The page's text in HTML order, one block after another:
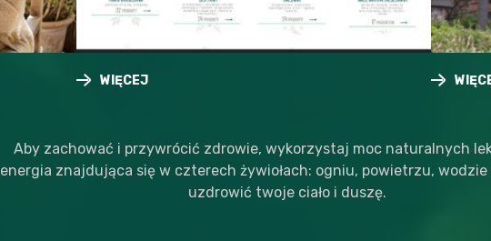
WIĘCEJ
Aby zachować i przywrócić zdrowie, wykorzystaj moc naturalnych
energia znajdująca się w czterech żywiołach: ogniu, powietrzu, wodzie
uzdrowić twoje ciało i duszę.